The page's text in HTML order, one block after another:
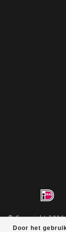
Door het
© Copyright 2026